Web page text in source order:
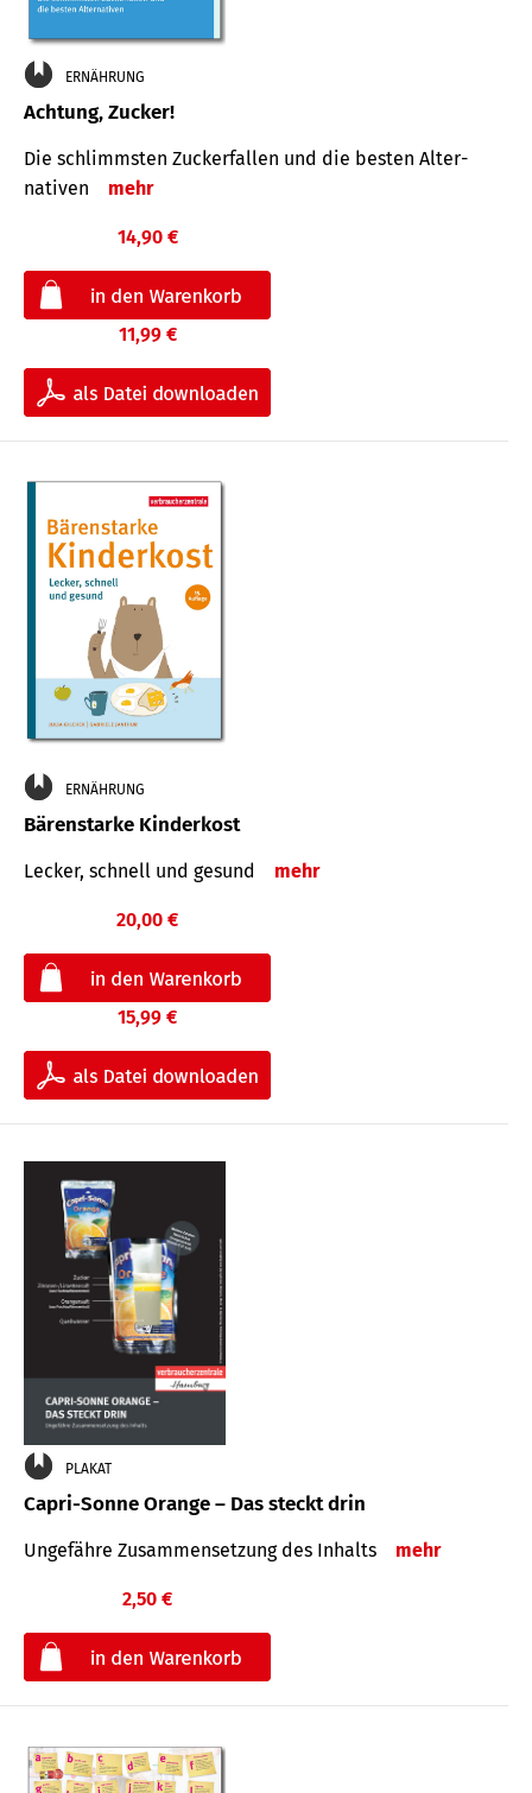
ERNÄHRUNG
Achtung, Zucker!
Die schlimmsten Zucker­fallen und die besten Alter­
nativen
mehr
14,90 €
11,99 €
ERNÄHRUNG
Bärenstarke Kinderkost
Lecker, schnell und gesund mehr
20,00 €
15,99 €
PLAKAT
Capri-Sonne Orange – Das steckt drin
Ungefähre Zu­sammen­setzung des Inhalts mehr
2,50 €